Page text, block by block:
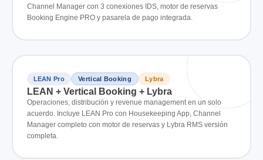
Channel Manager con 3 conexiones IDS, motor de reservas
Booking Engine PRO y pasarela de pago integrada.
LEAN Pro Vertical Booking Lybra
LEAN + Vertical Booking + Lybra
Operaciones, distribución y revenue management en un solo
acuerdo. Incluye LEAN Pro con Housekeeping App, Channel
Manager completo con motor de reservas y Lybra RMS versión
completa.